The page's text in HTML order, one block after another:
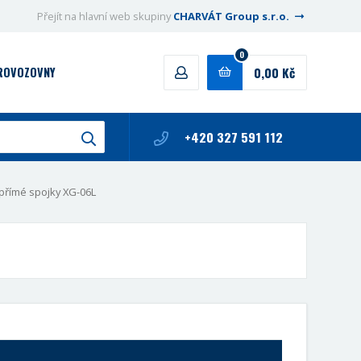
Přejít na hlavní web skupinyCHARVÁT Group s.r.o.
0
0,00 Kč
+420 327 591 112
přímé spojky XG-06L